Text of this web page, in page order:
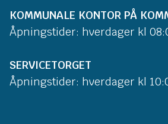
KOMMUNALE KONTOR PÅ
Åpningstider: hverdager kl
SERVICETORGET
Åpningstider: hverdager kl